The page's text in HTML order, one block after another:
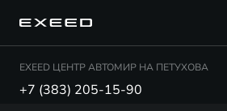
EXEED ЦЕНТР АВТОМИР НА ПЕТУХОВА
+7 (383) 205-15-90